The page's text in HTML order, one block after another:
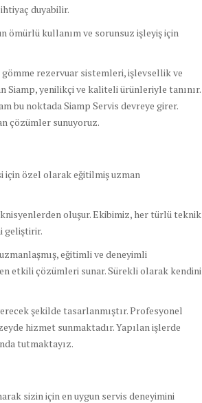
duyabilir.
ömürlü kullanım ve sorunsuz işleyiş için
rezervuar sistemleri, işlevsellik ve
Siamp, yenilikçi ve kaliteli ürünleriyle tanınır.
bu noktada Siamp Servis devreye girer.
çözümler sunuyoruz.
için özel olarak eğitilmiş uzman
oluşur. Ekibimiz, her türlü teknik
geliştirir.
eğitimli ve deneyimli
etkili çözümleri sunar. Sürekli olarak kendini
şekilde tasarlanmıştır. Profesyonel
hizmet sunmaktadır. Yapılan işlerde
tutmaktayız.
sizin için en uygun servis deneyimini